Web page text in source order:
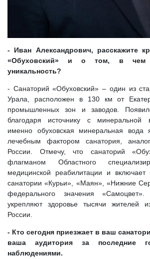
- Иван Александрович, расскажите
«Обуховский» и о том, в чем
уникальность?
- Санаторий «Обуховский» – один из
Урала, расположен в 130 км от
промышленных зон и заводов.
благодаря источнику с минеральной
именно обуховская минеральная вода
лечебным фактором санатория,
России. Отмечу, что санаторий
флагманом Областного
медицинской реабилитации и
санатории «Курьи», «Маян», «Нижние
федерального значения
укрепляют здоровье тысячи жителей
России.
- Кто сегодня приезжает в ваш
ваша аудитория за последние
наблюдениями.